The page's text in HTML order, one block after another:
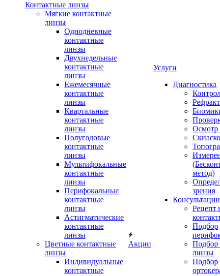
Контактные линзы
Мягкие контактные
линзы
Однодневные
контактные
линзы
Двухнедельные
контактные
линзы
Ежемесячные
контактные
линзы
Квартальные
контактные
линзы
Полугодовые
контактные
линзы
Мультифокальные
контактные
линзы
Перифокальные
контактные
линзы
Астигматические
контактные
линзы
Цветные контактные
линзы
Индивидуальные
контактные
Акции
Услуги
Диагностика
Осмотр
метод)
зрения
Рецепт
Подбор
Подбор
линзы
Подбор